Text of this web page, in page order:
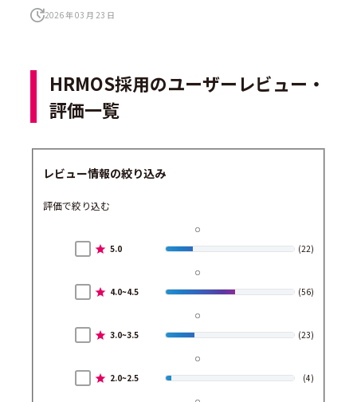
2026 年 03 月 23 日
HRMOS採用のユーザーレビュー・
評価一覧
レビュー情報の絞り込み
評価で絞り込む
5.0 (22)
4.0~4.5 (56)
3.0~3.5 (23)
2.0~2.5 (4)